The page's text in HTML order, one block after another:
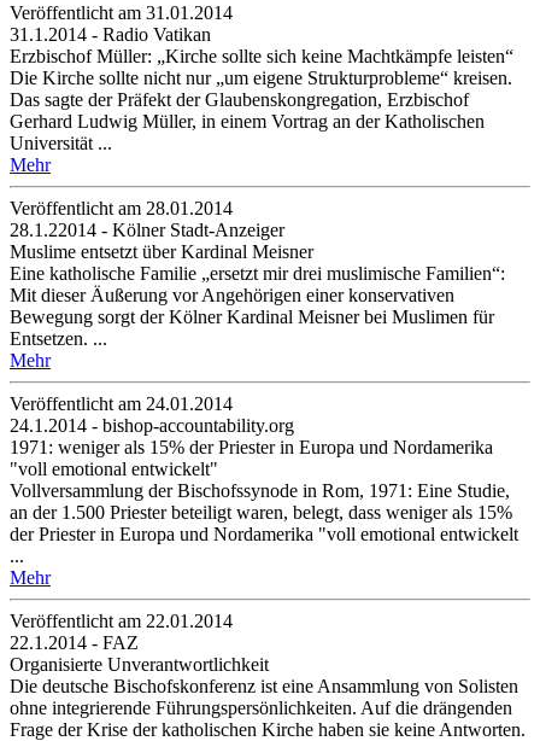
Veröffentlicht am 31­.01.2014
31.1.2014 - Radio Vatikan
Erzbischof Müller: „Kirche sollte sich keine Machtkämpfe leisten“
Die Kirche sollte nicht nur „um eigene Strukturprobleme“ kreisen.
Das sagte der Präfekt der Glaubenskongregation, Erzbischof
Gerhard Ludwig Müller, in einem Vortrag an der Katholischen
Universität ...
Mehr
Veröffentlicht am 28­.01.2014
28.1.22014 - Kölner Stadt-Anzeiger
Muslime entsetzt über Kardinal Meisner
Eine katholische Familie „ersetzt mir drei muslimische Familien“:
Mit dieser Äußerung vor Angehörigen einer konservativen
Bewegung sorgt der Kölner Kardinal Meisner bei Muslimen für
Entsetzen. ...
Mehr
Veröffentlicht am 24­.01.2014
24.1.2014 - bishop-accountability.org
1971: weniger als 15% der Priester in Europa und Nordamerika
"voll emotional entwickelt"
Vollversammlung der Bischofssynode in Rom, 1971: Eine Studie,
an der 1.500 Priester beteiligt waren, belegt, dass weniger als 15%
der Priester in Europa und Nordamerika "voll emotional entwickelt
...
Mehr
Veröffentlicht am 22­.01.2014
22.1.2014 - FAZ
Organisierte Unverantwortlichkeit
Die deutsche Bischofskonferenz ist eine Ansammlung von Solisten
ohne integrierende Führungspersönlichkeiten. Auf die drängenden
Frage der Krise der katholischen Kirche haben sie keine Antworten.